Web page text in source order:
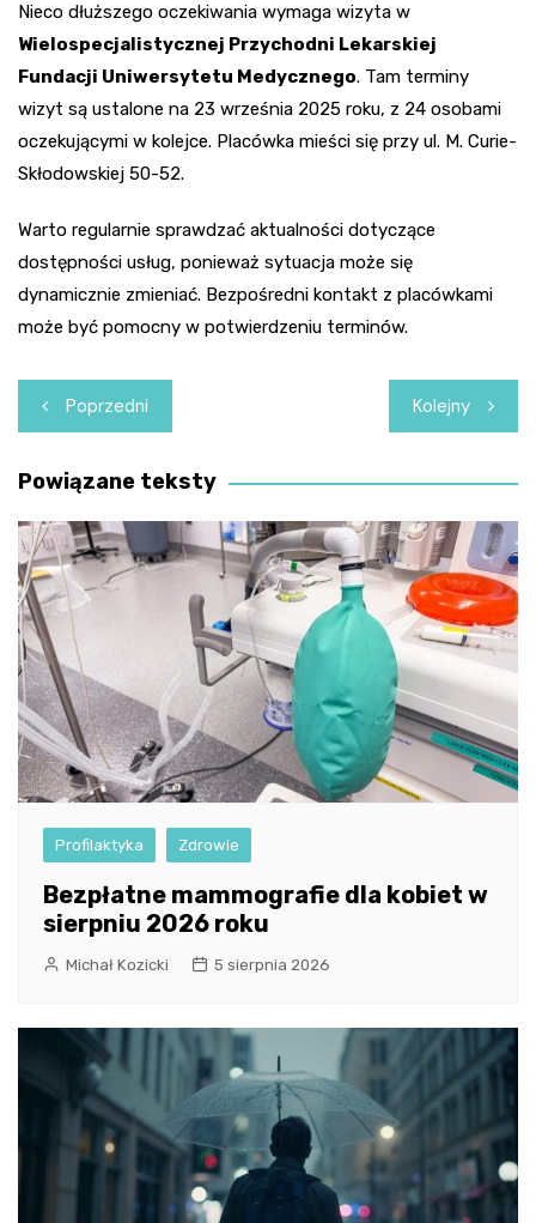
Nieco dłuższego oczekiwania wymaga wizyta w
Wielospecjalistycznej Przychodni Lekarskiej
Fundacji Uniwersytetu Medycznego. Tam terminy
wizyt są ustalone na 23 września 2025 roku, z 24 osobami
oczekującymi w kolejce. Placówka mieści się przy ul. M. Curie-
Skłodowskiej 50-52.
Warto regularnie sprawdzać aktualności dotyczące
dostępności usług, ponieważ sytuacja może się
dynamicznie zmieniać. Bezpośredni kontakt z placówkami
może być pomocny w potwierdzeniu terminów.
Nawigacja
wpisu
Poprzedni Kolejny
Powiązane teksty
Profilaktyka Zdrowie
Bezpłatne mammografie dla kobiet w
sierpniu 2026 roku
Michał Kozicki 5 sierpnia 2026